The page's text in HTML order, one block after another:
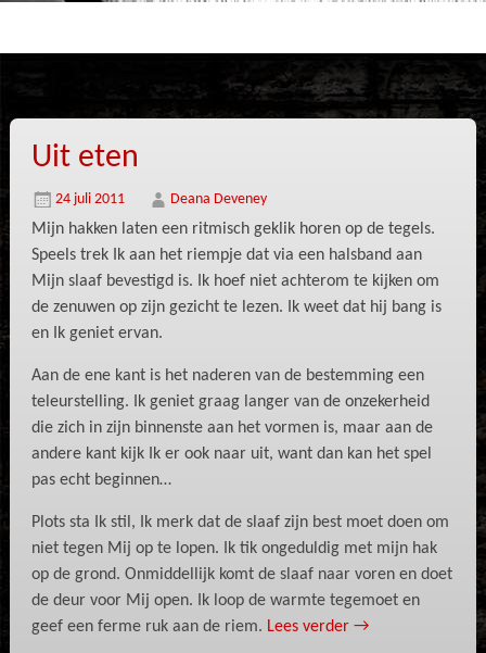
Uit eten
24 juli 2011 Deana Deveney
Mijn hakken laten een ritmisch geklik horen op de tegels.
Speels trek Ik aan het riempje dat via een halsband aan
Mijn slaaf bevestigd is. Ik hoef niet achterom te kijken om
de zenuwen op zijn gezicht te lezen. Ik weet dat hij bang is
en Ik geniet ervan.
Aan de ene kant is het naderen van de bestemming een
teleurstelling. Ik geniet graag langer van de onzekerheid
die zich in zijn binnenste aan het vormen is, maar aan de
andere kant kijk Ik er ook naar uit, want dan kan het spel
pas echt beginnen…
Plots sta Ik stil, Ik merk dat de slaaf zijn best moet doen om
niet tegen Mij op te lopen. Ik tik ongeduldig met mijn hak
op de grond. Onmiddellijk komt de slaaf naar voren en doet
de deur voor Mij open. Ik loop de warmte tegemoet en
geef een ferme ruk aan de riem. Lees verder →